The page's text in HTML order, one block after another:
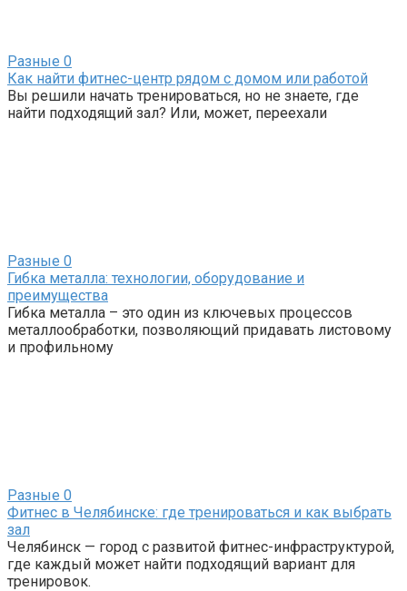
Разные 0
Как найти фитнес-центр рядом с домом или работой
Вы решили начать тренироваться, но не знаете, где
найти подходящий зал? Или, может, переехали
Разные 0
Гибка металла: технологии, оборудование и
преимущества
Гибка металла – это один из ключевых процессов
металлообработки, позволяющий придавать листовому
и профильному
Разные 0
Фитнес в Челябинске: где тренироваться и как выбрать
зал
Челябинск — город с развитой фитнес-инфраструктурой,
где каждый может найти подходящий вариант для
тренировок.